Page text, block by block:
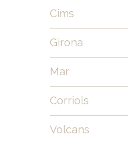
Cims
Girona
Mar
Corriols
Volcans